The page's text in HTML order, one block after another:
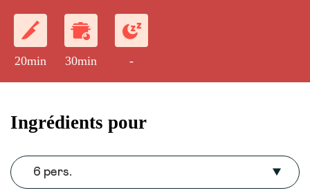
20min 30min -
Ingrédients pour
6 pers.